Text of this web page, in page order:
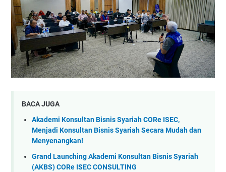
BACA JUGA
Akademi Konsultan Bisnis Syariah CORe ISEC,
Menjadi Konsultan Bisnis Syariah Secara Mudah dan
Menyenangkan!
Grand Launching Akademi Konsultan Bisnis Syariah
(AKBS) CORe ISEC CONSULTING